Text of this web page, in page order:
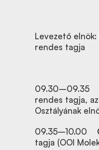
Levezető elnök:
rendes tagja
09.30–09.35
rendes tagja,
Osztályának
09.35–10.00
tagja (OOI